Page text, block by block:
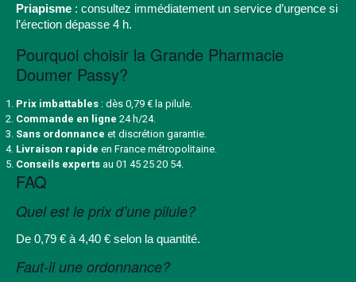
Priapisme : consultez immédiatement un service d’urgence si
l’érection dépasse 4 h.
Pourquoi choisir la Grande Pharmacie
Doumer Passy?
Prix imbattables : dès 0,79 € la pilule.
Commande en ligne 24 h/24.
Sans ordonnance et discrétion garantie.
Livraison rapide en France métropolitaine.
Conseils experts au 01 45 25 20 54.
FAQ
Quel est le prix d’une pilule?
De 0,79 € à 4,40 € selon la quantité.
Faut-il une ordonnance?